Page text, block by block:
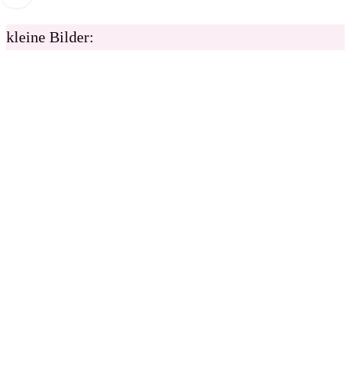
kleine Bilder: